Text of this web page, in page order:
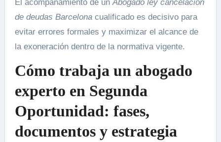
El acompañamiento de un Abogado ley cancelación
de deudas Barcelonacualificado es decisivo para
evitar errores formales y maximizar el alcance de
la exoneración dentro de la normativa vigente.
Cómo trabaja un abogado
experto en Segunda
Oportunidad: fases,
documentos y estrategia